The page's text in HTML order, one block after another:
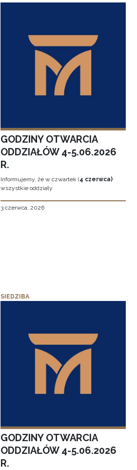
GODZINY OTWARCIA
ODDZIAŁÓW 4-5.06.2026
R.
Informujemy, że w czwartek (4 czerwca)
wszystkie oddziały
3 czerwca, 2026
SIEDZIBA
GODZINY OTWARCIA
ODDZIAŁÓW 4-5.06.2026
R.